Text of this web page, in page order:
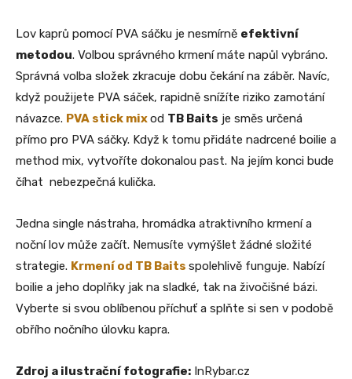
Lov kaprů pomocí PVA sáčku je nesmírně efektivní
metodou. Volbou správného krmení máte napůl vybráno.
Správná volba složek zkracuje dobu čekání na záběr. Navíc,
když použijete PVA sáček, rapidně snížíte riziko zamotání
návazce. PVA stick mixod TB Baits je směs určená
přímo pro PVA sáčky. Když k tomu přidáte nadrcené boilie a
method mix, vytvoříte dokonalou past. Na jejím konci bude
číhat nebezpečná kulička.
Jedna single nástraha, hromádka atraktivního krmení a
noční lov může začít. Nemusíte vymýšlet žádné složité
strategie. Krmení od TB Baits spolehlivě funguje. Nabízí
boilie a jeho doplňky jak na sladké, tak na živočišné bázi.
Vyberte si svou oblíbenou příchuť a splňte si sen v podobě
obřího nočního úlovku kapra.
Zdroj a ilustrační fotografie: InRybar.cz